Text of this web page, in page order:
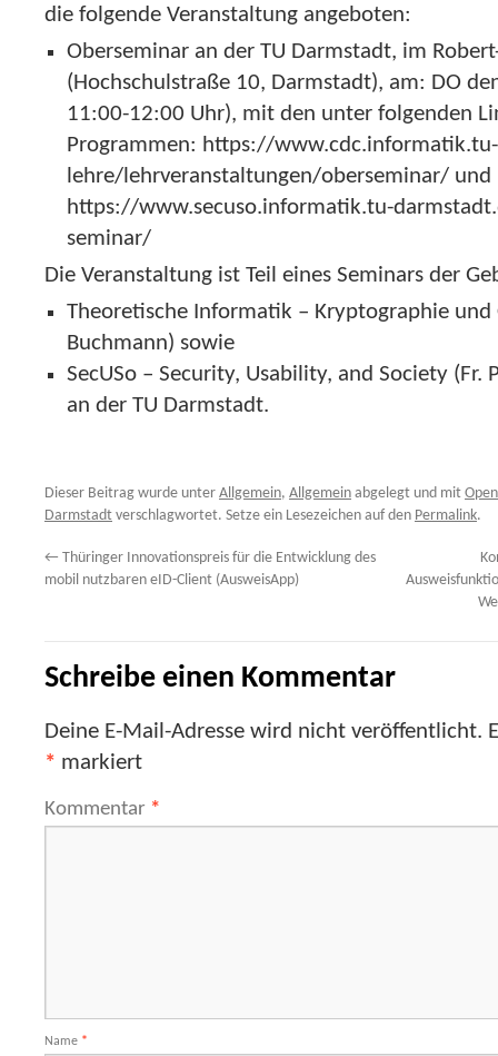
die folgende Veranstaltung angeboten:
Oberseminar an der TU Darmstadt, im
(Hochschulstraße 10, Darmstadt), am: DO
11:00-12:00 Uhr), mit den unter folgenden
Programmen: https://
lehre/lehrveranstaltungen/oberseminar/ und
https://www.secuso.informatik.tu-
seminar/
Die Veranstaltung ist Teil eines Seminars der
Theoretische Informatik – Kryptographie und
Buchmann) sowie
SecUSo – Security, Usability, and Society (Fr.
an der TU Darmstadt.
Dieser Beitrag wurde unter Allgemein, Allgemein abgelegt und mit
Darmstadt verschlagwortet. Setze ein Lesezeichen auf den Permalink.
← Thüringer Innovationspreis für die Entwicklung des
mobil nutzbaren eID-Client (AusweisApp)
Schreibe einen Kommentar
Deine E-Mail-Adresse wird nicht veröffentlicht.
* markiert
Kommentar *
Name *